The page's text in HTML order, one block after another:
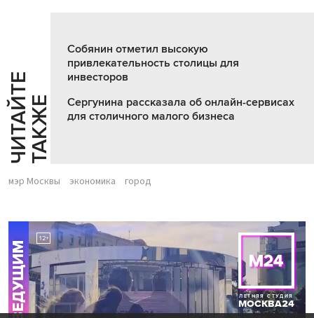
Ч
И
Т
АЙ
Т
Е
Т
А
К
ЖЕ
Собянин отметил высокую
привлекательность столицы для
инвесторов
Сергунина рассказала об онлайн-сервисах
для столичного малого бизнеса
мэр Москвы экономика город